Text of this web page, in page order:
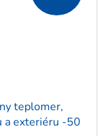
teplomer,
a exteriéru -50